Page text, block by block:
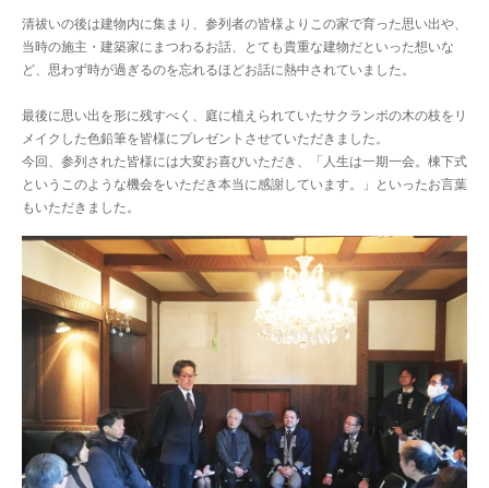
清祓いの後は建物内に集まり、参列者の皆様よりこの家で育った思い出や、
当時の施主・建築家にまつわるお話、とても貴重な建物だといった想いな
ど、思わず時が過ぎるのを忘れるほどお話に熱中されていました。
最後に思い出を形に残すべく、庭に植えられていたサクランボの木の枝をリ
メイクした色鉛筆を皆様にプレゼントさせていただきました。
今回、参列された皆様には大変お喜びいただき、「人生は一期一会。棟下式
というこのような機会をいただき本当に感謝しています。」といったお言葉
もいただきました。